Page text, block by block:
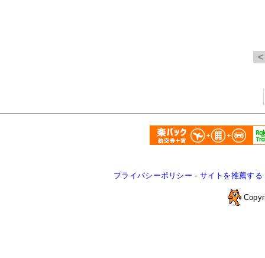
プライバシーポリシー - サイトを推薦する